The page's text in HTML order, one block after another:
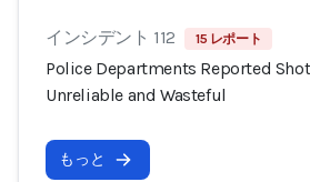
インシデント 112 15 レポート
Police Departments Reported
Unreliable and Wasteful
もっと